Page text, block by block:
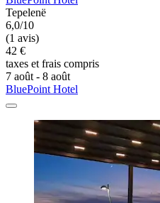
Tepelenë
6,0/10
(1 avis)
42 €
taxes et frais compris
7 août - 8 août
BluePoint Hotel